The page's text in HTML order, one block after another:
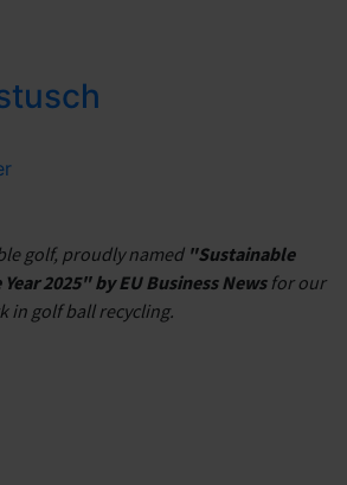
golf, proudly named "Sustainable
2025" by EU Business Newsfor our
in golf ball recycling.